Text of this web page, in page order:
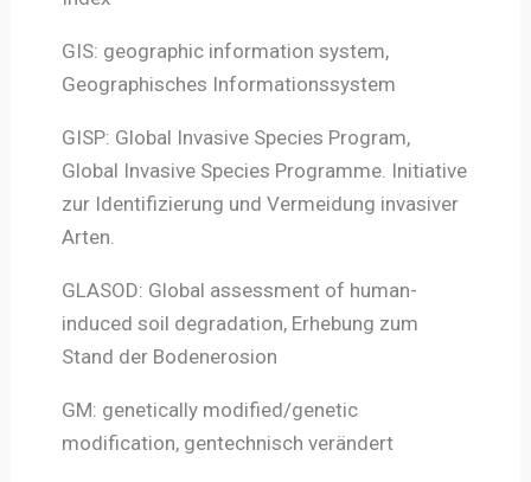
GIS: geographic information system,
Geographisches Informationssystem
GISP: Global Invasive Species Program,
Global Invasive Species Programme. Initiative
zur Identifizierung und Vermeidung invasiver
Arten.
GLASOD: Global assessment of human-
induced soil degradation, Erhebung zum
Stand der Bodenerosion
GM: genetically modified/genetic
modification, gentechnisch verändert